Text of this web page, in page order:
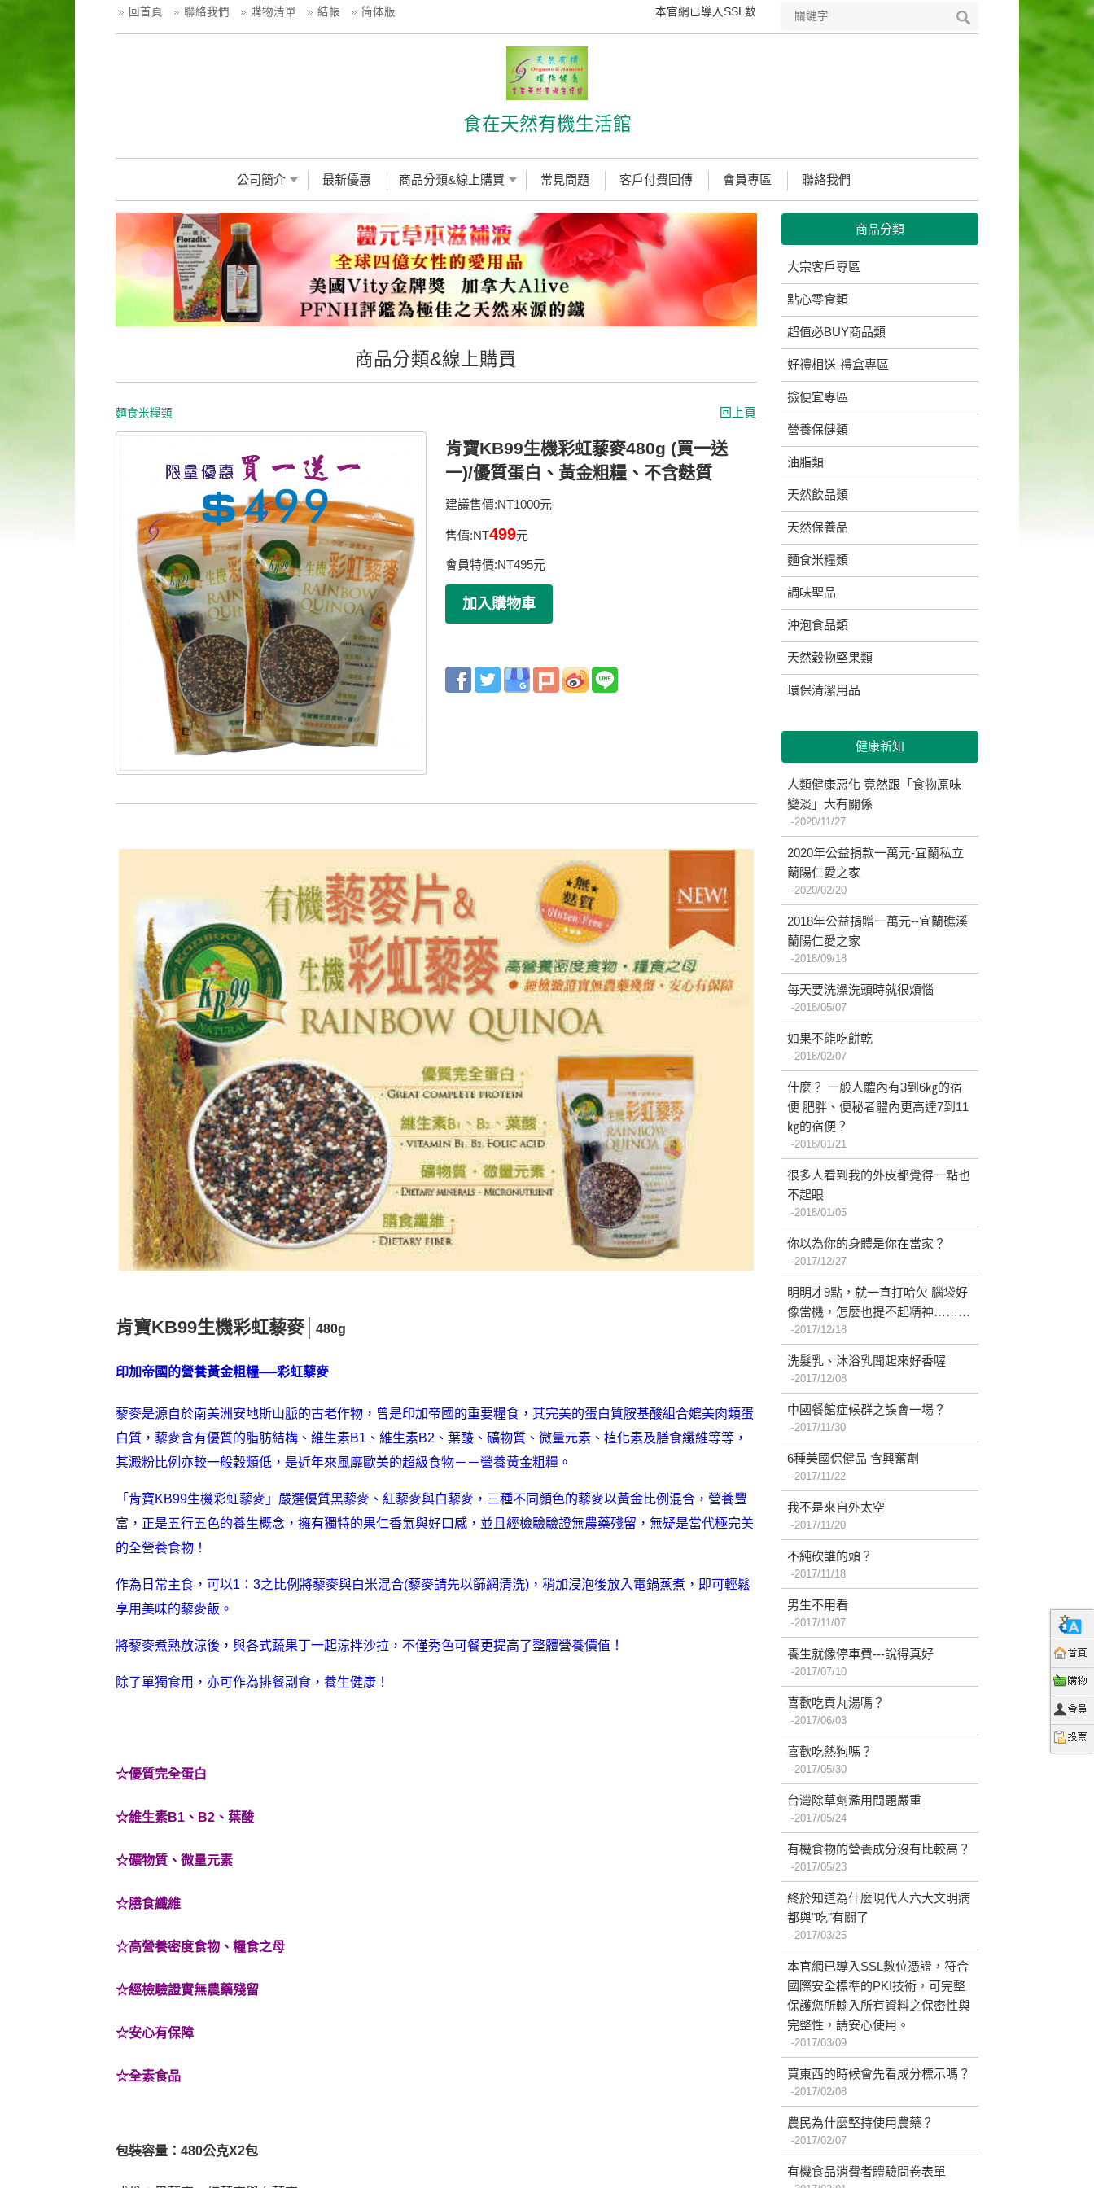
回首頁 聯絡我們 購物清單 結帳 简体版 本官網已導入SSL數位憑證，符合國際安全標準的PKI技術，可完整保護您所輸入所有資料
食在天然有機生活館
公司簡介 最新優惠 商品分類&線上購買 常見問題 客戶付費回傳 會員專區 聯絡我們
商品分類&線上購買
麵食米糧類 回上頁
肯寶KB99生機彩虹藜麥480g (買一送
一)/優質蛋白、黃金粗糧、不含麩質
建議售價:NT1000元
售價:NT499元
會員特價:NT495元
肯寶KB99生機彩虹藜麥│ 480g
印加帝國的營養黃金粗糧──彩虹藜麥
藜麥是源自於南美洲安地斯山脈的古老作物，曾是印加帝國的重要糧食，其完美的蛋白質胺基酸組合媲美肉類蛋
白質，藜麥含有優質的脂肪結構、維生素B1、維生素B2、葉酸、礦物質、微量元素、植化素及膳食纖維等等，
其澱粉比例亦較一般穀類低，是近年來風靡歐美的超級食物－－營養黃金粗糧。
「肯寶KB99生機彩虹藜麥」嚴選優質黑藜麥、紅藜麥與白藜麥，三種不同顏色的藜麥以黃金比例混合，營養豐
富，正是五行五色的養生概念，擁有獨特的果仁香氣與好口感，並且經檢驗驗證無農藥殘留，無疑是當代極完美
的全營養食物！
作為日常主食，可以1：3之比例將藜麥與白米混合(藜麥請先以篩網清洗)，稍加浸泡後放入電鍋蒸煮，即可輕鬆
享用美味的藜麥飯。
將藜麥煮熟放涼後，與各式蔬果丁一起涼拌沙拉，不僅秀色可餐更提高了整體營養價值！
除了單獨食用，亦可作為排餐副食，養生健康！
☆優質完全蛋白
☆維生素B1、B2、葉酸
☆礦物質、微量元素
☆膳食纖維
☆高營養密度食物、糧食之母
☆經檢驗證實無農藥殘留
☆安心有保障
☆全素食品
包裝容量：480公克X2包
商品分類
大宗客戶專區
點心零食類
超值必BUY商品類
好禮相送-禮盒專區
撿便宜專區
營養保健類
油脂類
天然飲品類
天然保養品
麵食米糧類
調味聖品
沖泡食品類
天然穀物堅果類
環保清潔用品
健康新知
人類健康惡化 竟然跟「食物原味
變淡」大有關係
2020/11/27
2020年公益捐款一萬元-宜蘭私立
蘭陽仁愛之家
2020/02/20
2018年公益捐贈一萬元--宜蘭礁溪
蘭陽仁愛之家
2018/09/18
每天要洗澡洗頭時就很煩惱
2018/05/07
如果不能吃餅乾
2018/02/07
什麼？ 一般人體內有3到6㎏的宿
便 肥胖、便秘者體內更高達7到11
㎏的宿便？
2018/01/21
很多人看到我的外皮都覺得一點也
不起眼
2018/01/05
你以為你的身體是你在當家？
2017/12/27
明明才9點，就一直打哈欠 腦袋好
像當機，怎麼也提不起精神………
2017/12/18
洗髮乳、沐浴乳聞起來好香喔
2017/12/08
中國餐館症候群之誤會一場？
2017/11/30
6種美國保健品 含興奮劑
2017/11/22
我不是來自外太空
2017/11/20
不純砍誰的頭？
2017/11/18
男生不用看
2017/11/07
養生就像停車費---說得真好
2017/07/10
喜歡吃貢丸湯嗎？
2017/06/03
喜歡吃熱狗嗎？
2017/05/30
台灣除草劑濫用問題嚴重
2017/05/24
有機食物的營養成分沒有比較高？
2017/05/23
終於知道為什麼現代人六大文明病
都與"吃"有關了
2017/03/25
本官網已導入SSL數位憑證，符合
國際安全標準的PKI技術，可完整
保護您所輸入所有資料之保密性與
完整性，請安心使用。
2017/03/09
買東西的時候會先看成分標示嗎？
2017/02/08
農民為什麼堅持使用農藥？
2017/02/07
有機食品消費者體驗問卷表單